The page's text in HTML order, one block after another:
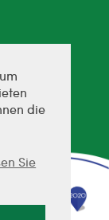
die
Sie